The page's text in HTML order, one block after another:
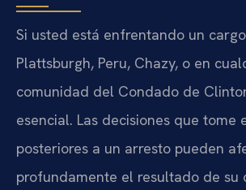
Si usted está enfrentando un
Plattsburgh, Peru, Chazy, o en
comunidad del Condado de
esencial. Las decisiones que tome
posteriores a un arresto pueden
profundamente el resultado de su